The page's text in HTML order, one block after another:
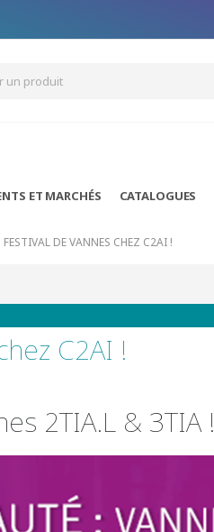
ET MARCHÉS CATALOGUES
FESTIVAL DE VANNES CHEZ C2AI !
C2AI !
2TIA.L & 3TIA !